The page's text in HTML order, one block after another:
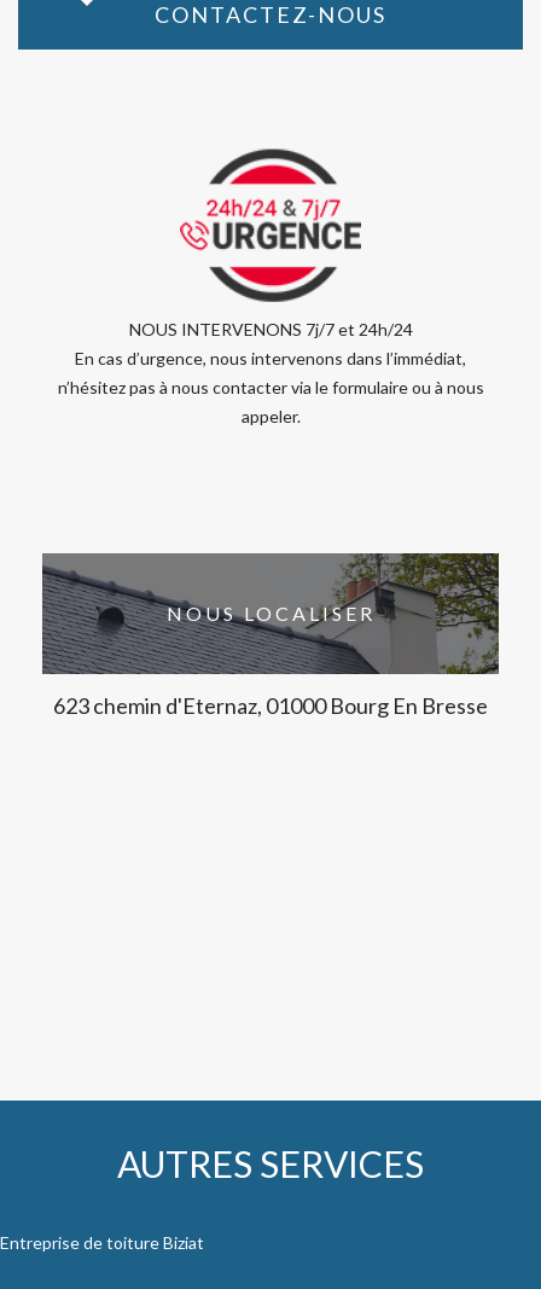
CONTACTEZ-NOUS
NOUS INTERVENONS 7j/7 et 24h/24
En cas d’urgence, nous intervenons dans l’immédiat,
n’hésitez pas à nous contacter via le formulaire ou à nous
appeler.
NOUS LOCALISER
623 chemin d'Eternaz, 01000 Bourg En Bresse
AUTRES SERVICES
Entreprise de toiture Biziat